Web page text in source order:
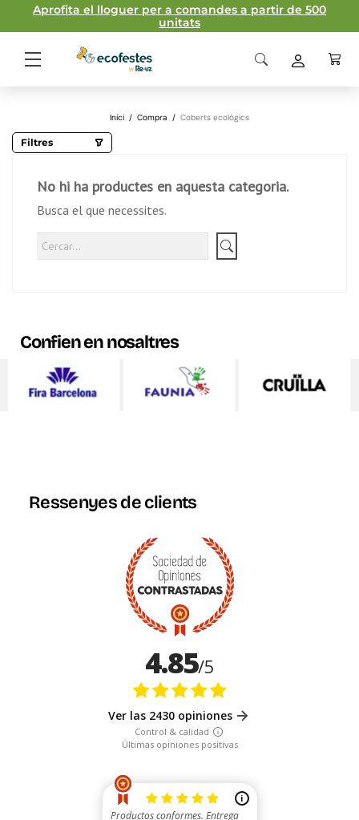
Aprofita el lloguer per a comandes a partir de 500
unitats
Inici / Compra / Coberts ecològics
Filtres
No hi ha productes en aquesta categoria.
Busca el que necessites.
Confien en nosaltres
Ressenyes de clients